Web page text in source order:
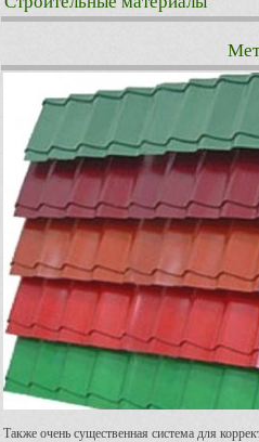
Также очень существенная система для